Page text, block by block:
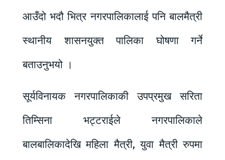
आउँदो भदौ भित्र नगरपालिकालाई पनि बालमैत्री
स्थानीय शासनयुक्त पालिका घोषणा गर्ने
बताउनुभयो ।
सूर्यविनायक नगरपालिकाकी उपप्रमुख सरिता
तिम्सिना भट्टराईले नगरपालिकाले
बालबालिकादेखि महिला मैत्री, युवा मैत्री रुपमा